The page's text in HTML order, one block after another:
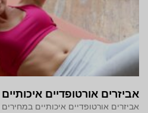
אביזרים אורטופדיים
אביזרים אורטופדיים איכותיים